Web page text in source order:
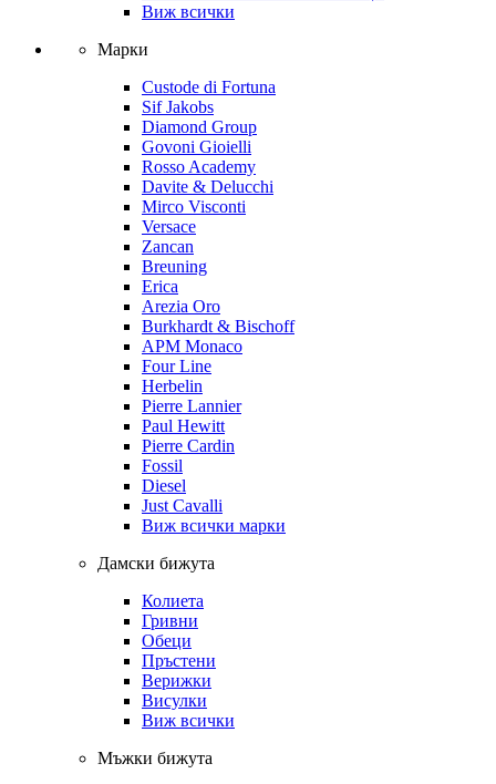
Виж всички
Марки
Custode di Fortuna
Sif Jakobs
Diamond Group
Govoni Gioielli
Rosso Academy
Davite & Delucchi
Mirco Visconti
Versace
Zancan
Breuning
Erica
Arezia Oro
Burkhardt & Bischoff
APM Monaco
Four Line
Herbelin
Pierre Lannier
Paul Hewitt
Pierre Cardin
Fossil
Diesel
Just Cavalli
Виж всички марки
Дамски бижута
Колиета
Гривни
Обеци
Пръстени
Верижки
Висулки
Виж всички
Мъжки бижута